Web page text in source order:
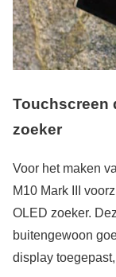
Touchscreen
zoeker
Voor het maken
M10 Mark III
OLED zoeker.
buitengewoon
display